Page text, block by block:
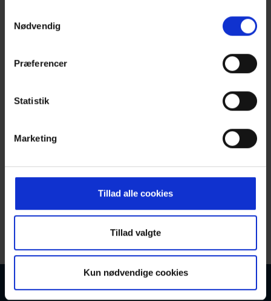
Nødvendig
Præferencer
Statistik
Marketing
Tillad alle cookies
Tillad valgte
Kun nødvendige cookies
I vores helt nye årsberetning for 2024 kan du
samarbejde, iværksætteri, vækst og udvikling,
og de tre erhvervsforeninger arbejder for at
https://lnkd.in/dwzB45Uf